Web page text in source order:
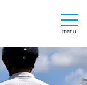
menu